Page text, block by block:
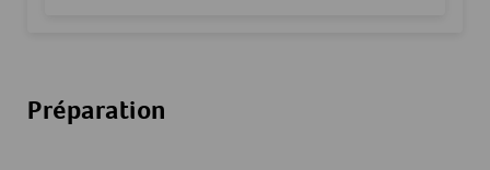
Préparation